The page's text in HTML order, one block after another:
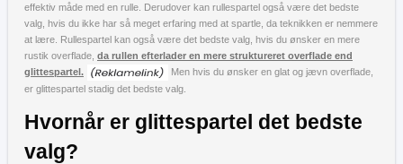
effektiv måde med en rulle. Derudover kan rullespartel også være det bedste
valg, hvis du ikke har så meget erfaring med at spartle, da teknikken er nemmere
at lære. Rullespartel kan også være det bedste valg, hvis du ønsker en mere
rustik overflade, da rullen efterlader en mere struktureret overflade end
glittespartel.
Men hvis du ønsker en glat og jævn overflade,
er glittespartel stadig det bedste valg.
Hvornår er glittespartel det bedste
valg?